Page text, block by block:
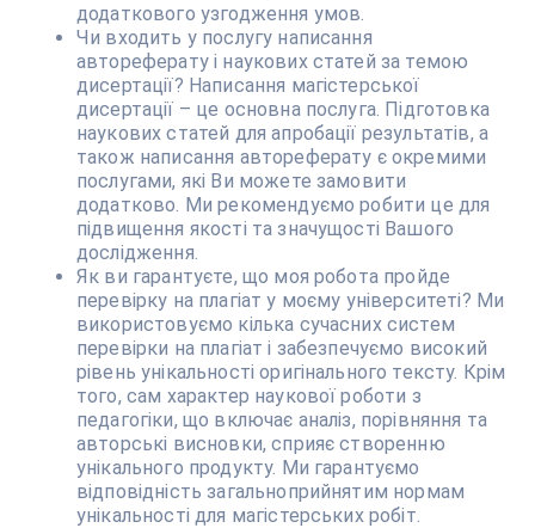
додаткового узгодження умов.
Чи входить у послугу написання
автореферату і наукових статей за темою
дисертації? Написання магістерської
дисертації – це основна послуга. Підготовка
наукових статей для апробації результатів, а
також написання автореферату є окремими
послугами, які Ви можете замовити
додатково. Ми рекомендуємо робити це для
підвищення якості та значущості Вашого
дослідження.
Як ви гарантуєте, що моя робота пройде
перевірку на плагіат у моєму університеті? Ми
використовуємо кілька сучасних систем
перевірки на плагіат і забезпечуємо високий
рівень унікальності оригінального тексту. Крім
того, сам характер наукової роботи з
педагогіки, що включає аналіз, порівняння та
авторські висновки, сприяє створенню
унікального продукту. Ми гарантуємо
відповідність загальноприйнятим нормам
унікальності для магістерських робіт.